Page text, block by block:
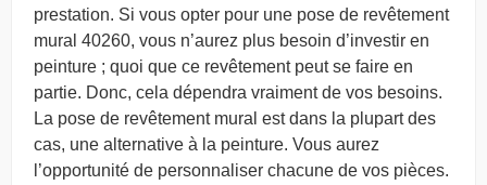
prestation. Si vous opter pour une pose de revêtement
mural 40260, vous n’aurez plus besoin d’investir en
peinture ; quoi que ce revêtement peut se faire en
partie. Donc, cela dépendra vraiment de vos besoins.
La pose de revêtement mural est dans la plupart des
cas, une alternative à la peinture. Vous aurez
l’opportunité de personnaliser chacune de vos pièces.